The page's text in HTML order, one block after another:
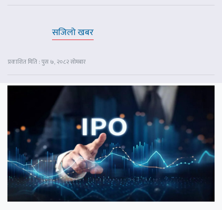
सजिलो खबर
प्रकाशित मिति : पुस ७, २०८२ सोमबार